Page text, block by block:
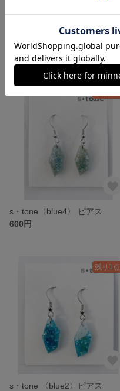
s・tone〈blue6〉ピアス
600円
s・tone〈blue4〉 ピアス
600円
残り1点
s・tone 〈blue2〉ピアス